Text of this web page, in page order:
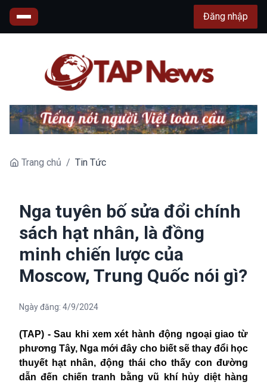
Đăng nhập
Trang chủ / Tin Tức
Nga tuyên bố sửa đổi chính
sách hạt nhân, là đồng
minh chiến lược của
Moscow, Trung Quốc nói gì?
Ngày đăng: 4/9/2024
(TAP) - Sau khi xem xét hành động ngoại giao từ
phương Tây, Nga mới đây cho biết sẽ thay đổi học
thuyết hạt nhân, động thái cho thấy con đường
dẫn đến chiến tranh bằng vũ khí hủy diệt hàng